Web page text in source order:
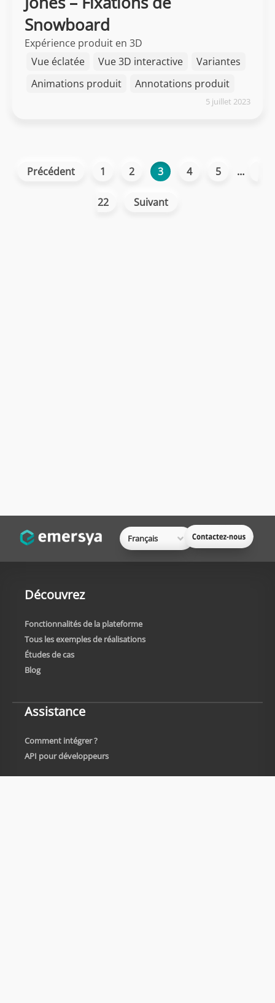
Snowboard
Expérience produit en 3D
Vue éclatée
Vue 3D interactive
Variantes
Animations produit
Annotations produit
5 juillet 2023
Précédent 1 2 3 4 5 …
22 Suivant
Français
Découvrez
Fonctionnalités de la plateforme
Tous les exemples de réalisations
Études de cas
Blog
Assistance
Comment intégrer ?
API pour développeurs